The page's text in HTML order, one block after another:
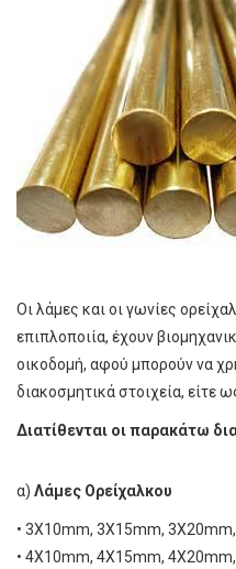
Οι λάμες και οι γωνίες
επιπλοποιία, έχουν
οικοδομή, αφού μπορούν να
διακοσμητικά στοιχεία, είτε
Διατίθενται οι παρακάτω
α) Λάμες Ορείχαλκου
• 3Χ10mm, 3Χ15mm,
• 4Χ10mm, 4Χ15mm,